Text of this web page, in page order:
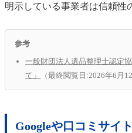
明示している事業者は信頼性
参考
一般財団法人遺品整理士認定
て」
（最終閲覧日:2026年6月12
Googleや口コミサイ